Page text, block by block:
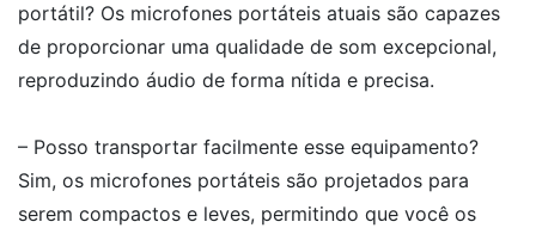
portátil? Os microfones portáteis atuais são capazes
de proporcionar uma qualidade de som excepcional,
reproduzindo áudio de forma nítida e precisa.
– Posso transportar facilmente esse equipamento?
Sim, os microfones portáteis são projetados para
serem compactos e leves, permitindo que você os